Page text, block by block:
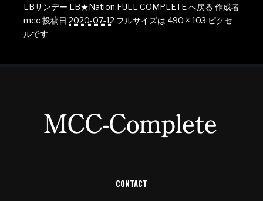
LBサンデー LB★Nation FULL COMPLETE へ戻る 作成者
mcc投稿日 2020-07-12 フルサイズは 490 × 103 ピクセ
ルです
CONTACT